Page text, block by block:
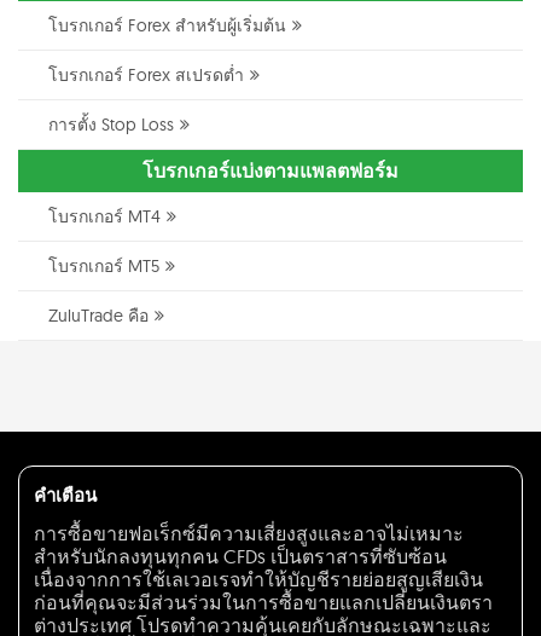
โบรกเกอร์ Forex สำหรับผู้เริ่มต้น
โบรกเกอร์ Forex สเปรดต่ำ
การตั้ง Stop Loss
โบรกเกอร์แบ่งตามแพลตฟอร์ม
โบรกเกอร์ MT4
โบรกเกอร์ MT5
ZuluTrade คือ
คำเตือน
การซื้อขายฟอเร็กซ์มีความเสี่ยงสูงและอาจไม่เหมาะ
สำหรับนักลงทุนทุกคน CFDs เป็นตราสารที่ซับซ้อน
เนื่องจากการใช้เลเวอเรจทำให้บัญชีรายย่อยสูญเสียเงิน
ก่อนที่คุณจะมีส่วนร่วมในการซื้อขายแลกเปลี่ยนเงินตรา
ต่างประเทศ โปรดทำความคุ้นเคยกับลักษณะเฉพาะและ